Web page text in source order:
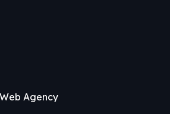
Agency